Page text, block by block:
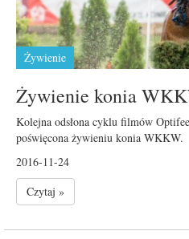
Żywienie
Żywienie konia
Kolejna odsłona cyklu filmów
poświęcona żywieniu konia WKKW.
2016-11-24
Czytaj »